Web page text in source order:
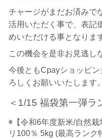
チャージがまだお済みで
活用いただく事で、表記
めいただける事となりま
この機会を是非お見逃し
今後ともCpayショッピ
ろしくお願いいたします。
＜1/15 福袋第一弾ラ
◉【令和6年度新米/自然
リ100％ 5kg (最高ランク